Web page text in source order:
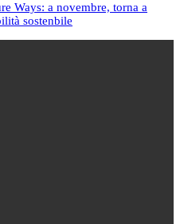
Ways: a novembre, torna a
sostenbile